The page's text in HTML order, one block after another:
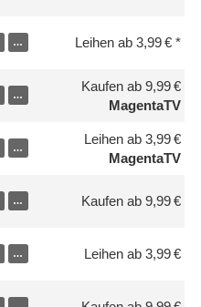
… Leihen ab 3,99 €
…
Kaufen ab 9,99 €
MagentaTV
…
Leihen ab 3,99 €
MagentaTV
… Kaufen ab 9,99 €
… Leihen ab 3,99 €